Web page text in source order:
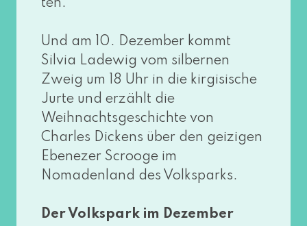
ten.
Und am 10. Dezember kommt
Silvia Ladewig vom sil­ber­nen
Zweig um 18 Uhr in die kir­gi­si­sche
Jurte und erzählt die
Weihnachtsgeschichte von
Charles Dickens über den gei­zi­gen
Ebenezer Scrooge im
Nomadenland des Volksparks.
Der Volkspark im Dezember